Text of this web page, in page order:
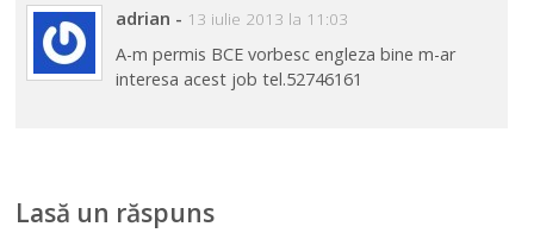
adrian - 13 iulie 2013 la 11:03
A-m permis BCE vorbesc engleza bine m-ar
interesa acest job tel.52746161
Lasă un răspuns